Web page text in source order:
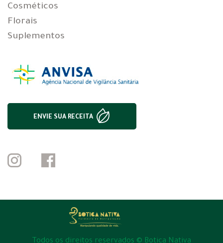
Cosméticos
Florais
Suplementos
ENVIE SUA RECEITA
Todos os direitos reservados © Botica Nativa